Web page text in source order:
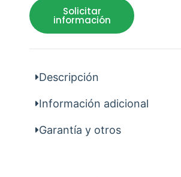
Solicitar
información
Descripción
Información adicional
Garantía y otros